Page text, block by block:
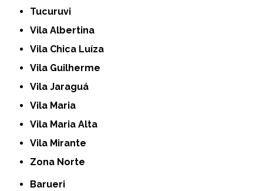
Tucuruvi
Vila Albertina
Vila Chica Luíza
Vila Guilherme
Vila Jaraguá
Vila Maria
Vila Maria Alta
Vila Mirante
Zona Norte
Barueri